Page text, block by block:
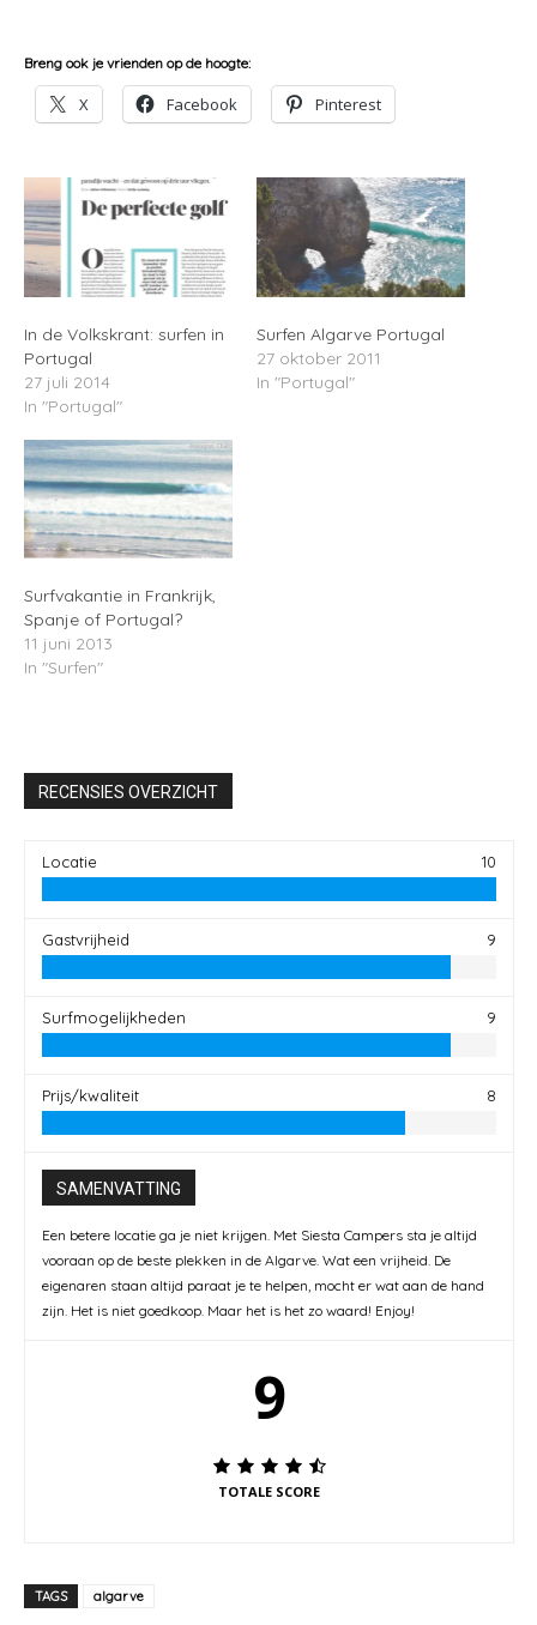
Breng ook je vrienden op de hoogte:
X Facebook Pinterest
In de Volkskrant: surfen in
Portugal
27 juli 2014
In "Portugal"
Surfen Algarve Portugal
27 oktober 2011
In "Portugal"
Surfvakantie in Frankrijk,
Spanje of Portugal?
11 juni 2013
In "Surfen"
RECENSIES OVERZICHT
Locatie 10
Gastvrijheid 9
Surfmogelijkheden 9
Prijs/kwaliteit 8
SAMENVATTING
Een betere locatie ga je niet krijgen. Met Siesta Campers sta je altijd
vooraan op de beste plekken in de Algarve. Wat een vrijheid. De
eigenaren staan altijd paraat je te helpen, mocht er wat aan de hand
zijn. Het is niet goedkoop. Maar het is het zo waard! Enjoy!
9
TOTALE SCORE
TAGS algarve